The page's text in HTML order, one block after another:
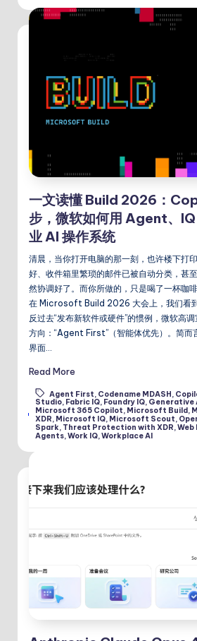
一文读懂 Build 2026：
步，微软如何用 Agent、
业 AI 操作系统
清晨，当你打开电脑的那一刻，也许楼下打
好、收件箱里繁琐的邮件已被自动分类，甚
然协调好了。而你所做的，只是喝了一杯咖
在 Microsoft Build 2026 大会上，我们看
反过去“发布新软件或硬件”的惯例，微软高
方向：“Agent First”（智能体优先）。简而
界面…
Read More
Tags:
Agent First Codename MDASH
Studio, Fabric IQ, Foundry IQ, Generative
Microsoft 365 Copilot, Microsoft Build ,
XDR, Microsoft IQ, Microsoft Scout,
Spark, Threat Protection with XDR,Web
Agents,Work IQ,Workplace AI